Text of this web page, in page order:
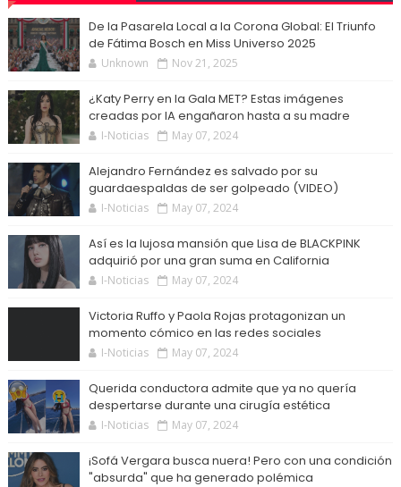
De la Pasarela Local a la Corona Global: El Triunfo
de Fátima Bosch en Miss Universo 2025
Unknown Nov 21, 2025
¿Katy Perry en la Gala MET? Estas imágenes
creadas por IA engañaron hasta a su madre
I-Noticias May 07, 2024
Alejandro Fernández es salvado por su
guardaespaldas de ser golpeado (VIDEO)
I-Noticias May 07, 2024
Así es la lujosa mansión que Lisa de BLACKPINK
adquirió por una gran suma en California
I-Noticias May 07, 2024
Victoria Ruffo y Paola Rojas protagonizan un
momento cómico en las redes sociales
I-Noticias May 07, 2024
Querida conductora admite que ya no quería
despertarse durante una cirugía estética
I-Noticias May 07, 2024
¡Sofá Vergara busca nuera! Pero con una condición
"absurda" que ha generado polémica